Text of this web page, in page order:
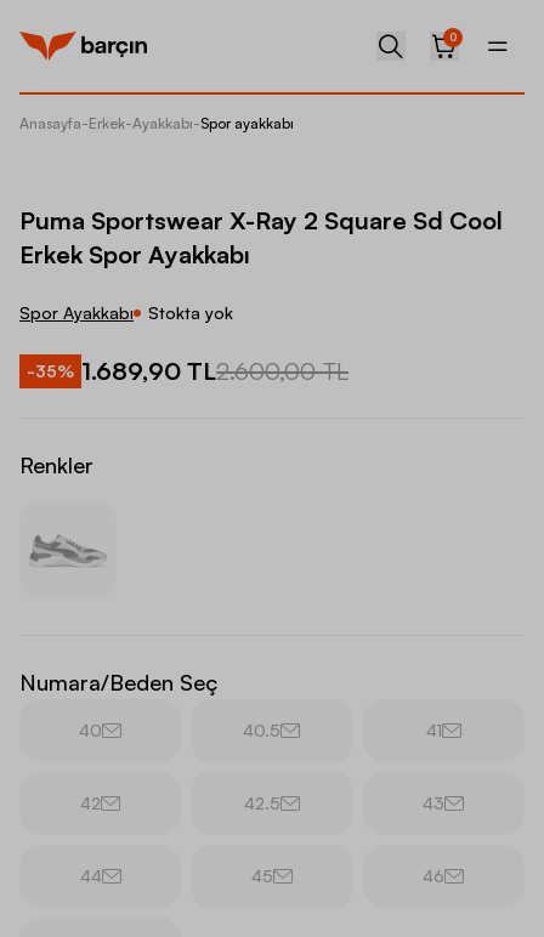
0
Anasayfa-Erkek-Ayakkabı-Spor ayakkabı
Puma Sportswear X-Ray 2 Square Sd Cool
Erkek Spor Ayakkabı
Spor Ayakkabı Stokta yok
-35% 1.689,90 TL2.600,00 TL
Renkler
Numara/Beden Seç
40 40.5 41
42 42.5 43
44 45 46